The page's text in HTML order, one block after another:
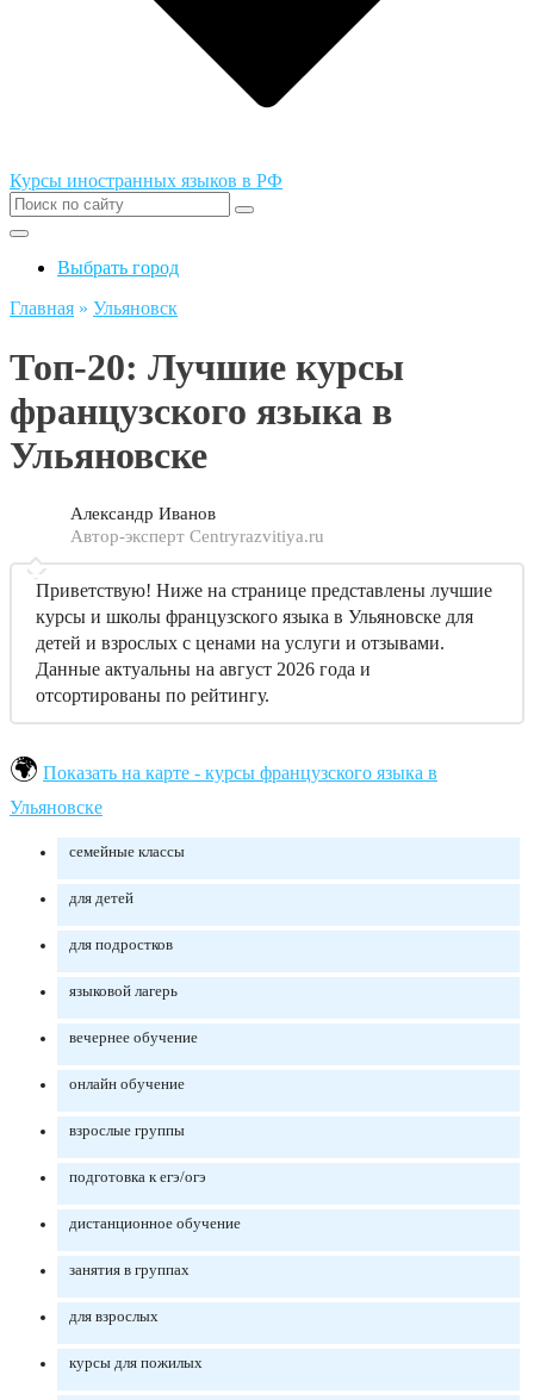
Курсы иностранных языков в РФ
Выбрать город
Главная » Ульяновск
Топ-20: Лучшие курсы
французского языка в
Ульяновске
Александр Иванов
Автор-эксперт Centryrazvitiya.ru
Приветствую! Ниже на странице представлены лучшие
курсы и школы французского языка в Ульяновске для
детей и взрослых с ценами на услуги и отзывами.
Данные актуальны на август 2026 года и
отсортированы по рейтингу.
Показать на карте - курсы французского языка в
Ульяновске
семейные классы
для детей
для подростков
языковой лагерь
вечернее обучение
онлайн обучение
взрослые группы
подготовка к егэ/огэ
дистанционное обучение
занятия в группах
для взрослых
курсы для пожилых